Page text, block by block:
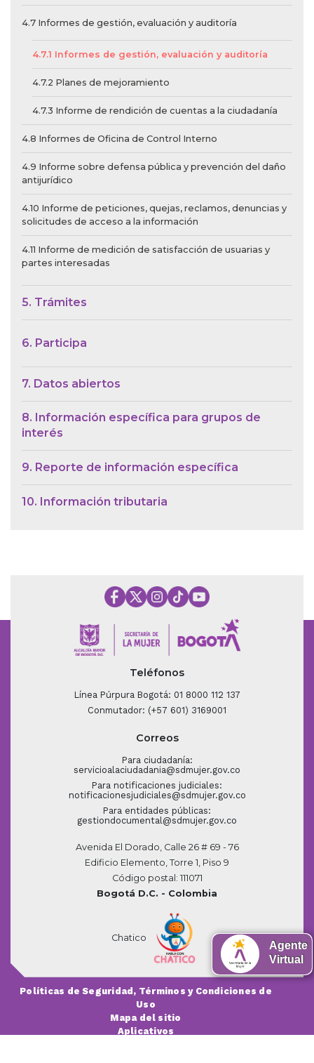
4.7 Informes de gestión, evaluación y auditoría
4.7.1 Informes de gestión, evaluación y auditoría
4.7.2 Planes de mejoramiento
4.7.3 Informe de rendición de cuentas a la ciudadanía
4.8 Informes de Oficina de Control Interno
4.9 Informe sobre defensa pública y prevención del daño
antijurídico
4.10 Informe de peticiones, quejas, reclamos, denuncias y
solicitudes de acceso a la información
4.11 Informe de medición de satisfacción de usuarias y
partes interesadas
5. Trámites
6. Participa
7. Datos abiertos
8. Información específica para grupos de
interés
9. Reporte de información específica
10. Información tributaria
Teléfonos
Línea Púrpura Bogotá: 01 8000 112 137
Conmutador: (+57 601) 3169001
Correos
Para ciudadanía:
servicioalaciudadania@sdmujer.gov.co
Para notificaciones judiciales:
notificacionesjudiciales@sdmujer.gov.co
Para entidades públicas:
gestiondocumental@sdmujer.gov.co
Avenida El Dorado, Calle 26 # 69 - 76
Edificio Elemento, Torre 1, Piso 9
Código postal: 111071
Bogotá D.C. - Colombia
Chatico
Políticas de Seguridad, Términos y Condiciones de
Uso
Mapa del sitio
Aplicativos
Agente
Virtual